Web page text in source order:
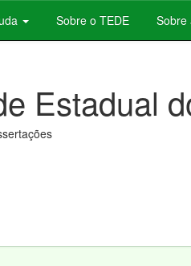
Sobre o TEDE Sobre
Estadual